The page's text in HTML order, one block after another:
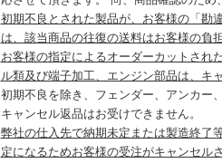
初期不良とされた製品が、お客様の「勘
は、該当商品の往復の送料はお客様の負
お客様の指定によるオーダーカットされ
ル類及び端子加工、エンジン部品は、キ
初期不良を除き、フェンダー、アンカー
キャンセル返品はお受けできません。
弊社の仕入先で納期未定または製造終了
定になるためお客様の受注がキャンセル